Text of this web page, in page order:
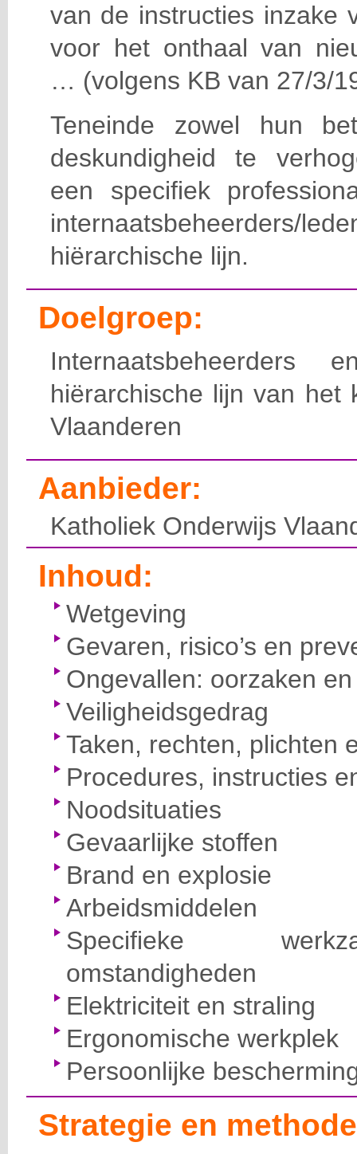
van de instructies inzake
voor het onthaal van
… (volgens KB van 27/3/
Teneinde zowel hun
deskundigheid te
een specifiek
hiërarchische lijn.
Doelgroep:
hiërarchische lijn van het
Vlaanderen
Aanbieder:
Katholiek Onderwijs
Inhoud:
Wetgeving
Gevaren, risico’s en
Ongevallen: oorzaken
Veiligheidsgedrag
Taken, rechten, plichten
Procedures, instructies
Noodsituaties
Gevaarlijke stoffen
Brand en explosie
Arbeidsmiddelen
Specifieke
omstandigheden
Elektriciteit en straling
Ergonomische werkplek
Persoonlijke
Strategie en